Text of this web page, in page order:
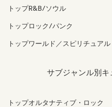
トップR&B/ソウル
トップロック/パンク
トップワールド／スピリチュアル
サブジャンル別キ
トップオルタナティブ・ロック